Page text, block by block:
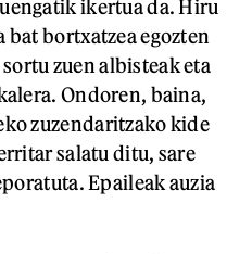
ikertua da. Hiru
bortxatzea egozten
zuen albisteak eta
Ondoren, baina,
zuzendaritzako kide
salatu ditu, sare
Epaileak auzia